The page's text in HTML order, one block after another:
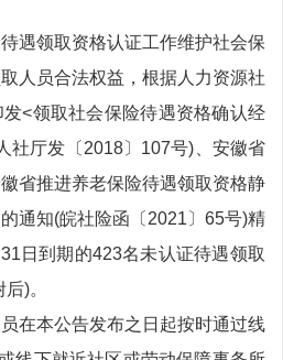
遇领取资格认证工作维护社会保
人员合法权益，根据人力资源社
<领取社会保险待遇资格确认经
社厅发〔2018〕107号)、安徽省
省推进养老保险待遇领取资格静
通知(皖社险函〔2021〕65号)精
日到期的423名未认证待遇领取
)。
在本公告发布之日起按时通过线